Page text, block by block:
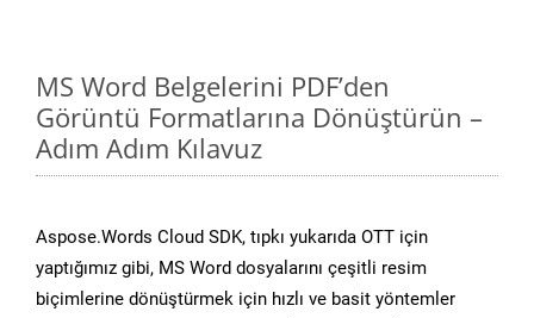
MS Word Belgelerini PDF’den
Görüntü Formatlarına Dönüştürün –
Adım Adım Kılavuz
Aspose.Words Cloud SDK, tıpkı yukarıda OTT için
yaptığımız gibi, MS Word dosyalarını çeşitli resim
biçimlerine dönüştürmek için hızlı ve basit yöntemler